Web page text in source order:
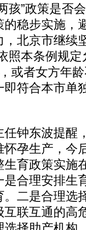
”政策是否
稳步实施，
北京市继续
照本条例规
或者女方年
符合本市单
东波提醒，
孕生产，今
育政策实施
合理安排生
二是合理选
联互通的高